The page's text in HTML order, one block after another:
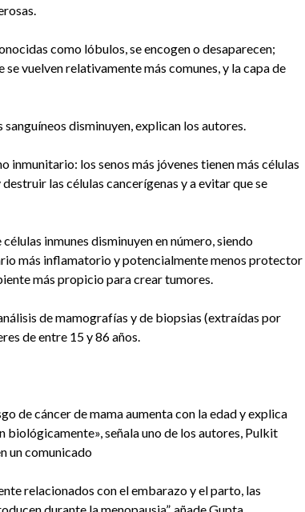
como lóbulos, se encogen o desaparecen;
vuelven relativamente más comunes, y la capa de
disminuyen, explican los autores.
inmunitario: los senos más jóvenes tienen más células
las células cancerígenas y a evitar que se
inmunes disminuyen en número, siendo
más inflamatorio y potencialmente menos protector
más propicio para crear tumores.
de mamografías y de biopsias (extraídas por
de entre 15 y 86 años.
de cáncer de mama aumenta con la edad y explica
biológicamente», señala uno de los autores, Pulkit
un comunicado
relacionados con el embarazo y el parto, las
durante la menopausia”, añade Gupta.